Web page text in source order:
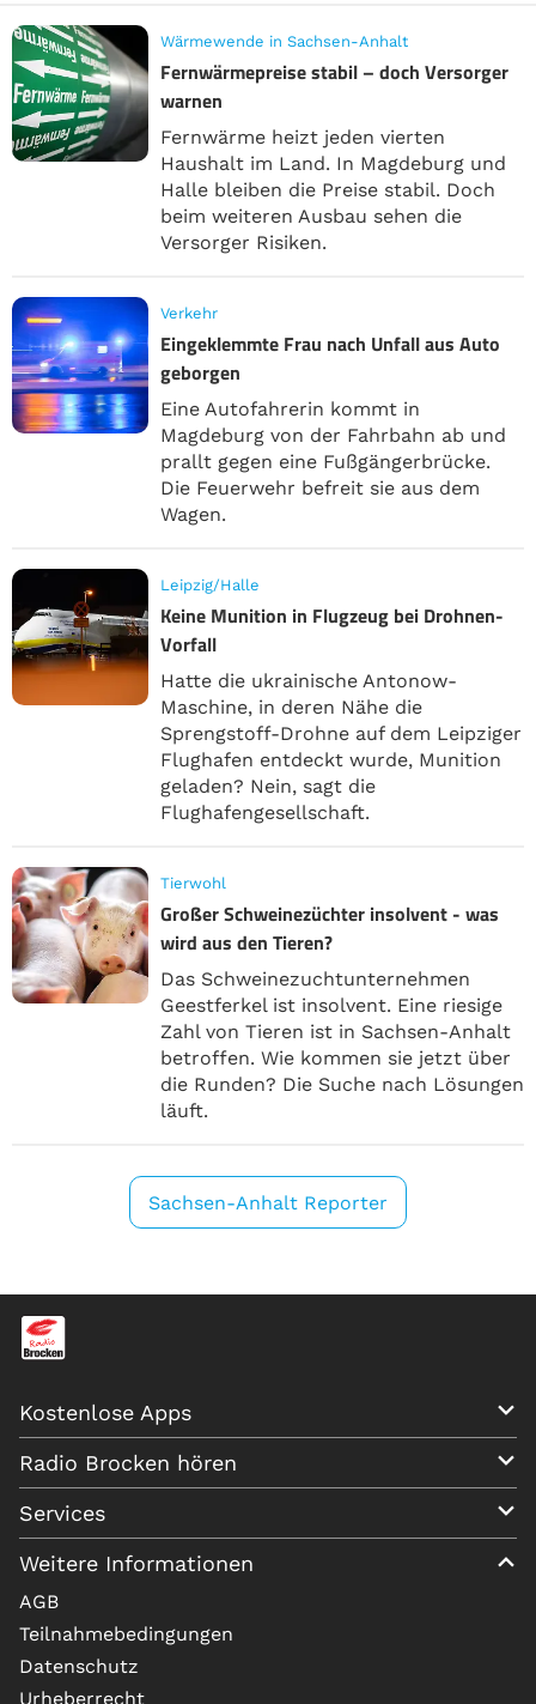
Wärmewende in Sachsen-Anhalt
Fernwärmepreise stabil – doch Versorger
warnen
Fernwärme heizt jeden vierten
Haushalt im Land. In Magdeburg und
Halle bleiben die Preise stabil. Doch
beim weiteren Ausbau sehen die
Versorger Risiken.
Verkehr
Eingeklemmte Frau nach Unfall aus Auto
geborgen
Eine Autofahrerin kommt in
Magdeburg von der Fahrbahn ab und
prallt gegen eine Fußgängerbrücke.
Die Feuerwehr befreit sie aus dem
Wagen.
Leipzig/Halle
Keine Munition in Flugzeug bei Drohnen-
Vorfall
Hatte die ukrainische Antonow-
Maschine, in deren Nähe die
Sprengstoff-Drohne auf dem Leipziger
Flughafen entdeckt wurde, Munition
geladen? Nein, sagt die
Flughafengesellschaft.
Tierwohl
Großer Schweinezüchter insolvent - was
wird aus den Tieren?
Das Schweinezuchtunternehmen
Geestferkel ist insolvent. Eine riesige
Zahl von Tieren ist in Sachsen-Anhalt
betroffen. Wie kommen sie jetzt über
die Runden? Die Suche nach Lösungen
läuft.
Sachsen-Anhalt Reporter
Kostenlose Apps
Radio Brocken hören
Services
Weitere Informationen
AGB
Teilnahmebedingungen
Datenschutz
Urheberrecht